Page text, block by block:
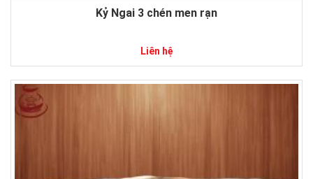
Kỷ Ngai 3 chén men rạn
Liên hệ